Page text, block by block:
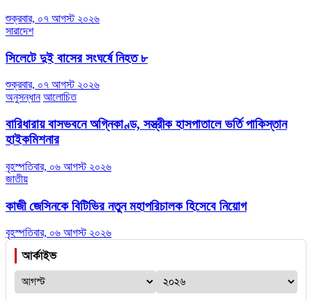
শুক্রবার, ০৭ আগস্ট ২০২৬
সারাদেশ
সিলেটে দুই বাসের সংঘর্ষে নিহত ৮
শুক্রবার, ০৭ আগস্ট ২০২৬
অনুসন্ধান আলোচিত
বারিধারায় বাসভবনে অগ্নিকাণ্ড, সস্ত্রীক হাসপাতালে ভর্তি পাকিস্তান
হাইকমিশনার
বৃহস্পতিবার, ০৬ আগস্ট ২০২৬
জাতীয়
কাজী জেসিনকে বিটিভির নতুন মহাপরিচালক হিসেবে নিয়োগ
বৃহস্পতিবার, ০৬ আগস্ট ২০২৬
আর্কাইভ